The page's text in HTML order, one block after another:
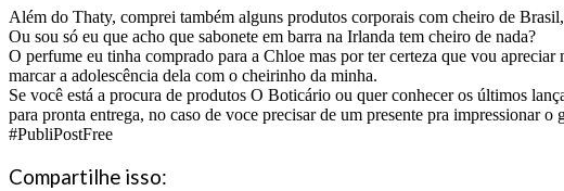
Além do Thaty, comprei também alguns produtos corporais com cheiro de
Ou sou só eu que acho que sabonete em barra na Irlanda tem cheiro de nada?
O perfume eu tinha comprado para a Chloe mas por ter certeza que vou
marcar a adolescência dela com o cheirinho da minha.
Se você está a procura de produtos O Boticário ou quer conhecer os últimos
para pronta entrega, no caso de voce precisar de um presente pra impressionar
#PubliPostFree
Compartilhe isso: